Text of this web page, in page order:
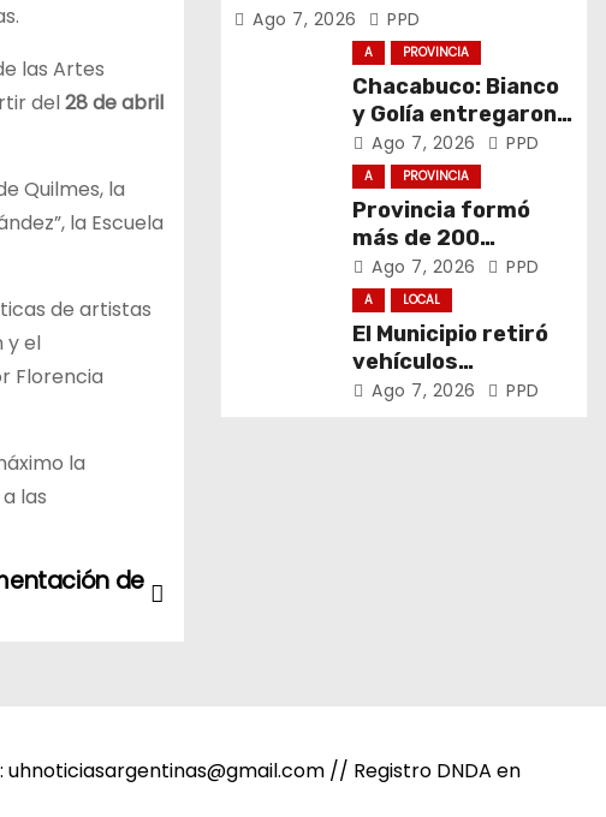
las Artes
del28 de abril
Quilmes, la
la Escuela
de artistas
y el
Florencia
la
las
de
Ago 7, 2026 PPD
A PROVINCIA
Chacabuco: Bianco
y Golía entregaron
computadoras a
estudiantes
Ago 7, 2026 PPD
A PROVINCIA
Provincia formó
más de 200
promotores de
derechos de niñas,
niños y
adolescentes
Ago 7, 2026 PPD
A LOCAL
El Municipio retiró
vehículos
abandonados de
Ago 7, 2026 PPD
// Registro DNDA en